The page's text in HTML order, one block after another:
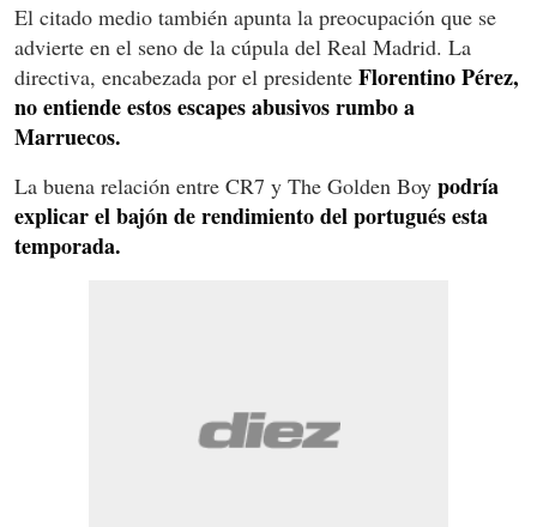
El citado medio también apunta la preocupación que se
advierte en el seno de la cúpula del Real Madrid. La
directiva, encabezada por el presidente Florentino Pérez,
no entiende estos escapes abusivos rumbo a
Marruecos.
La buena relación entre CR7 y The Golden Boy podría
explicar el bajón de rendimiento del portugués esta
temporada.